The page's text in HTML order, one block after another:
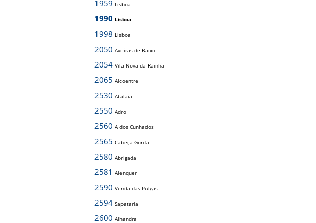
1959 Lisboa
1990 Lisboa
1998 Lisboa
2050 Aveiras de Baixo
2054 Vila Nova da Rainha
2065 Alcoentre
2530 Atalaia
2550 Adro
2560 A dos Cunhados
2565 Cabeça Gorda
2580 Abrigada
2581 Alenquer
2590 Venda das Pulgas
2594 Sapataria
2600 Alhandra